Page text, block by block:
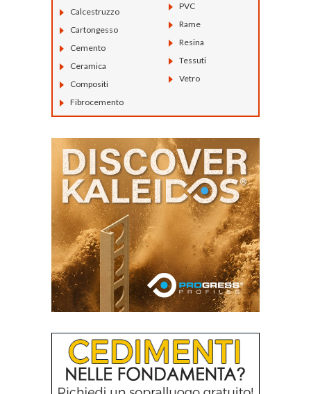
Calcestruzzo
Cartongesso
Cemento
Ceramica
Compositi
Fibrocemento
PVC
Rame
Resina
Tessuti
Vetro